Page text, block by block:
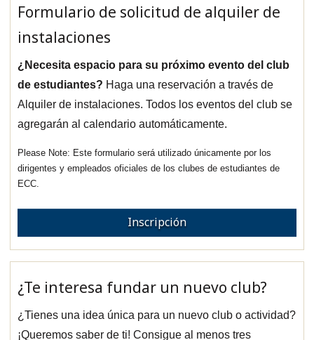
Formulario de solicitud de alquiler de
instalaciones
¿Necesita espacio para su próximo evento del club
de estudiantes? Haga una reservación a través de
Alquiler de instalaciones. Todos los eventos del club se
agregarán al calendario automáticamente.
Este formulario será utilizado únicamente por los
dirigentes y empleados oficiales de los clubes de estudiantes de
ECC.
Inscripción
¿Te interesa fundar un nuevo club?
¿Tienes una idea única para un nuevo club o actividad?
¡Queremos saber de ti! Consigue al menos tres